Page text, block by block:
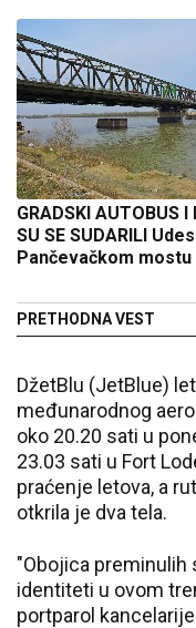
GRADSKI AUTOBUS I
SU SE SUDARILI
Pančevačkom mostu
PRETHODNA VEST
DžetBlu (JetBlue)
međunarodnog
oko 20.20 sati u
23.03 sati u Fort
praćenje letova, a
otkrila je dva tela.
"Obojica preminulih
identiteti u ovom
portparol